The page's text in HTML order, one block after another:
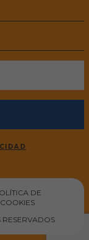
DE
COOKIES